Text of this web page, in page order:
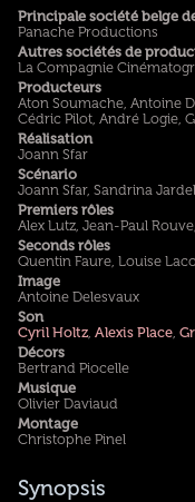
Principale société belge
Panache Productions
Autres sociétés de
La Compagnie
Producteurs
Aton Soumache, Antoine
Cédric Pilot, André Logie,
Réalisation
Joann Sfar
Scénario
Joann Sfar, Sandrina Jardel
Premiers rôles
Alex Lutz, Jean-Paul
Seconds rôles
Quentin Faure, Louise
Image
Antoine Delesvaux
Son
Cyril Holtz, Alexis Place,
Décors
Bertrand Piocelle
Musique
Olivier Daviaud
Montage
Christophe Pinel
Synopsis